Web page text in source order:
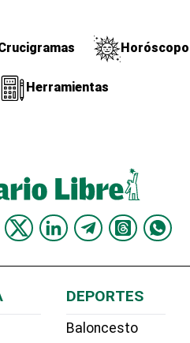
Horóscopo
Herramientas
DEPORTES
Baloncesto